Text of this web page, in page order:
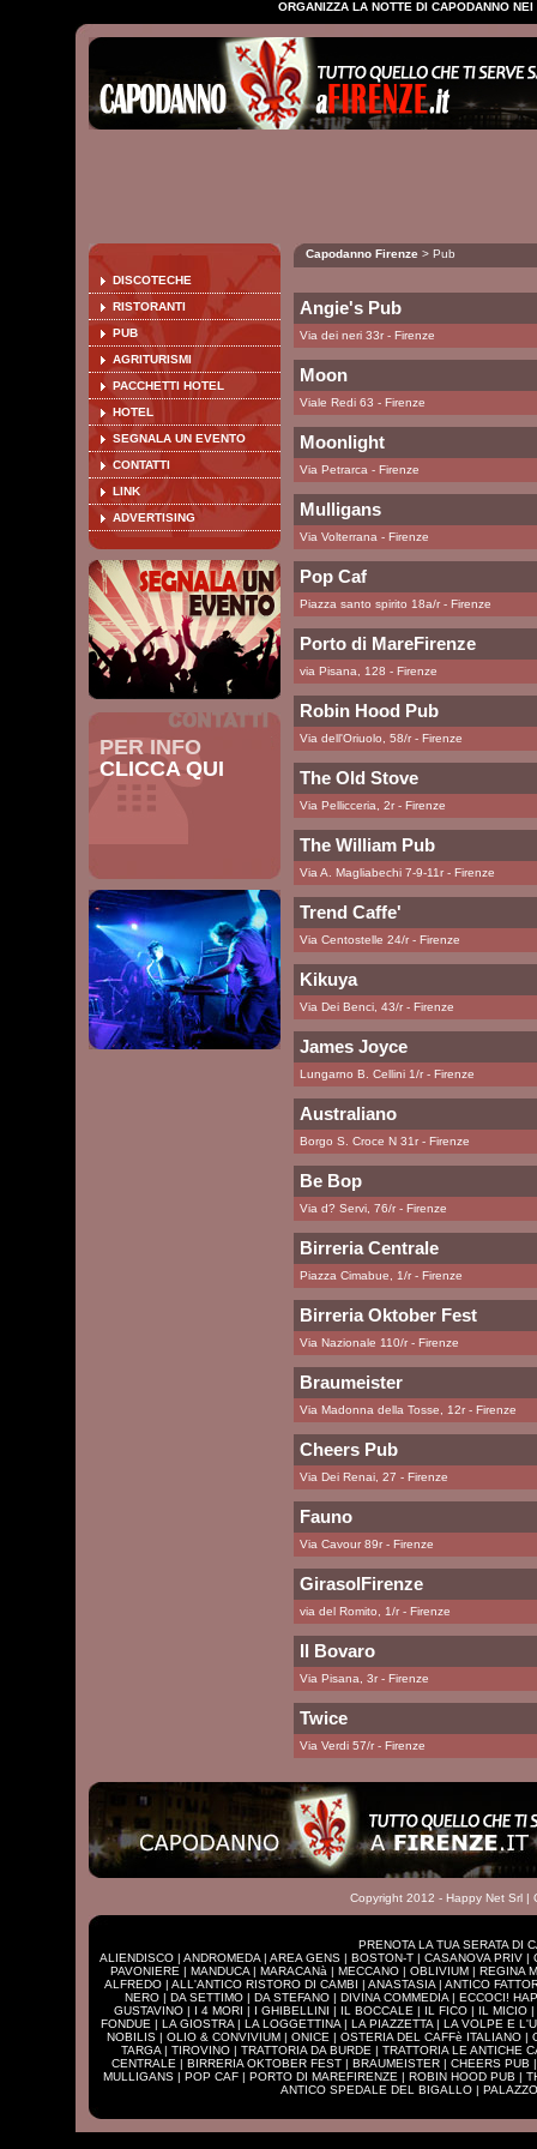
ORGANIZZA LA NOTTE DI CAPODANNO
DISCOTECHE
RISTORANTI
PUB
AGRITURISMI
PACCHETTI HOTEL
HOTEL
SEGNALA UN EVENTO
CONTATTI
LINK
ADVERTISING
PER INFO
CLICCA QUI
Capodanno Firenze > Pub
Angie's Pub
Via dei neri 33r - Firenze
Moon
Viale Redi 63 - Firenze
Moonlight
Via Petrarca - Firenze
Mulligans
Via Volterrana - Firenze
Pop Caf
Piazza santo spirito 18a/r - Firenze
Porto di MareFirenze
via Pisana, 128 - Firenze
Robin Hood Pub
Via dell'Oriuolo, 58/r - Firenze
The Old Stove
Via Pellicceria, 2r - Firenze
The William Pub
Via A. Magliabechi 7-9-11r - Firenze
Trend Caffe'
Via Centostelle 24/r - Firenze
Kikuya
Via Dei Benci, 43/r - Firenze
James Joyce
Lungarno B. Cellini 1/r - Firenze
Australiano
Borgo S. Croce N 31r - Firenze
Be Bop
Via d? Servi, 76/r - Firenze
Birreria Centrale
Piazza Cimabue, 1/r - Firenze
Birreria Oktober Fest
Via Nazionale 110/r - Firenze
Braumeister
Via Madonna della Tosse, 12r - Firenze
Cheers Pub
Via Dei Renai, 27 - Firenze
Fauno
Via Cavour 89r - Firenze
GirasolFirenze
via del Romito, 1/r - Firenze
Il Bovaro
Via Pisana, 3r - Firenze
Twice
Via Verdi 57/r - Firenze
Copyright 2012 - Happy Net Srl |
PRENOTA LA TUA SERATA DI
ALIENDISCO | ANDROMEDA | AREA GENS | BOSTON-T | CASANOVA PRIV |
PAVONIERE | MANDUCA| MARACANà | MECCANO| OBLIVIUM| REGINA
ALFREDO | ALL'ANTICO RISTORO DI CAMBI | ANASTASIA | ANTICO
NERO | DA SETTIMO | DA STEFANO | DIVINA COMMEDIA | ECCOCI!
GUSTAVINO | I 4 MORI | I GHIBELLINI | IL BOCCALE | IL FICO | IL MICIO |
FONDUE | LA GIOSTRA| LA LOGGETTINA| LA PIAZZETTA| LA VOLPE E
NOBILIS | OLIO & CONVIVIUM | ONICE | OSTERIA DEL CAFFè ITALIANO |
TARGA| TIROVINO| TRATTORIA DA BURDE | TRATTORIA LE ANTICHE
CENTRALE | BIRRERIA OKTOBER FEST | BRAUMEISTER | CHEERS PUB
MULLIGANS | POP CAF | PORTO DI MAREFIRENZE | ROBIN HOOD PUB |
ANTICO SPEDALE DEL BIGALLO|